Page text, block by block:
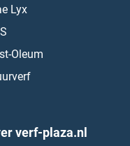
Lyx
Oleum
verf-plaza.nl